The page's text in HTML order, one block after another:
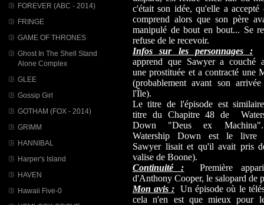
FOREVER (ABC - 2014)
FRINGE
GAME OF THRONES
Ghost In The Shell Stand
Alone Complex
GLEE
Gossip Girl
GOTHAM (FOX - 2014)
GRIMM
HANNIBAL
Harper's Island
HAVEN
Hawaii Five-0
c'était son idée, qu'elle a
comprend alors que son père
manipulé de bout en bout... Se
refuse de le recevoir.
Infos sur les personnages :
apprend que Sawyer a couché
une prostituée et a contracté une
(probablement avant son
l'Île).
Le titre de l'épisode est
titre du Chapitre 48 de
Down "Deus ex
Watership Down est le livre
Sawyer lisait et qu'il avait pris
valise de Boone).
Continuité : Première
d'Anthony Cooper, le salopard de
Mon avis : Un épisode où le
cela n'en est que mieux pour